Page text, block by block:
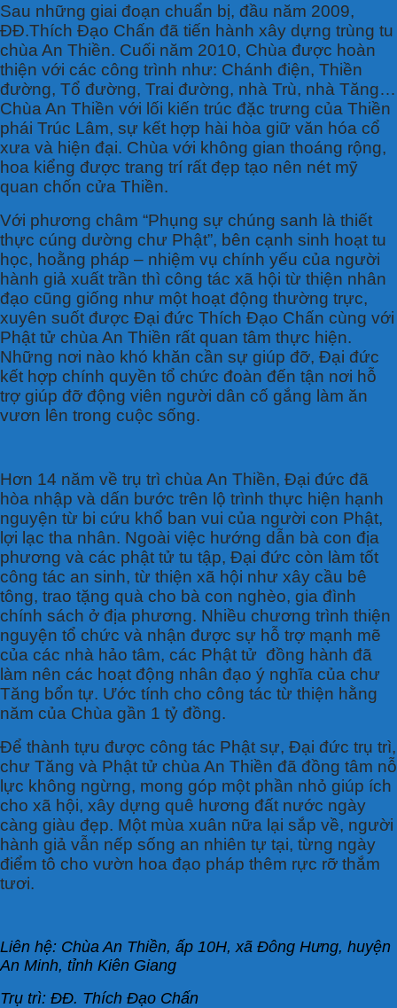
Sau những giai đoạn chuẩn bị, đầu năm 2009,
ĐĐ.Thích Đạo Chấn đã tiến hành xây dựng trùng tu
chùa An Thiền. Cuối năm 2010, Chùa được hoàn
thiện với các công trình như: Chánh điện, Thiền
đường, Tổ đường, Trai đường, nhà Trù, nhà Tăng…
Chùa An Thiền với lối kiến trúc đặc trưng của Thiền
phái Trúc Lâm, sự kết hợp hài hòa giữ văn hóa cổ
xưa và hiện đại. Chùa với không gian thoáng rộng,
hoa kiểng được trang trí rất đẹp tạo nên nét mỹ
quan chốn cửa Thiền.
Với phương châm “Phụng sự chúng sanh là thiết
thực cúng dường chư Phật”, bên cạnh sinh hoạt tu
học, hoằng pháp – nhiệm vụ chính yếu của người
hành giả xuất trần thì công tác xã hội từ thiện nhân
đạo cũng giống như một hoạt động thường trực,
xuyên suốt được Đại đức Thích Đạo Chấn cùng với
Phật tử chùa An Thiền rất quan tâm thực hiện.
Những nơi nào khó khăn cần sự giúp đỡ, Đại đức
kết hợp chính quyền tổ chức đoàn đến tận nơi hỗ
trợ giúp đỡ động viên người dân cố gắng làm ăn
vươn lên trong cuộc sống.
Hơn 14 năm về trụ trì chùa An Thiền, Đại đức đã
hòa nhập và dấn bước trên lộ trình thực hiện hạnh
nguyện từ bi cứu khổ ban vui của người con Phật,
lợi lạc tha nhân. Ngoài việc hướng dẫn bà con địa
phương và các phật tử tu tập, Đại đức còn làm tốt
công tác an sinh, từ thiện xã hội như xây cầu bê
tông, trao tặng quà cho bà con nghèo, gia đình
chính sách ở địa phương. Nhiều chương trình thiện
nguyện tổ chức và nhận được sự hỗ trợ mạnh mẽ
của các nhà hảo tâm, các Phật tử đồng hành đã
làm nên các hoạt động nhân đạo ý nghĩa của chư
Tăng bổn tự. Ước tính cho công tác từ thiện hằng
năm của Chùa gần 1 tỷ đồng.
Để thành tựu được công tác Phật sự, Đại đức trụ trì,
chư Tăng và Phật tử chùa An Thiền đã đồng tâm nỗ
lực không ngừng, mong góp một phần nhỏ giúp ích
cho xã hội, xây dựng quê hương đất nước ngày
càng giàu đẹp. Một mùa xuân nữa lại sắp về, người
hành giả vẫn nếp sống an nhiên tự tại, từng ngày
điểm tô cho vườn hoa đạo pháp thêm rực rỡ thắm
tươi.
Liên hệ: Chùa An Thiền, ấp 10H, xã Đông Hưng, huyện
An Minh, tỉnh Kiên Giang
Trụ trì: ĐĐ. Thích Đạo Chấn